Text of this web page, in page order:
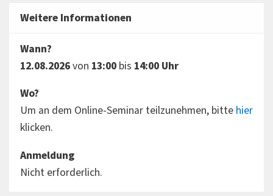
Weitere Informationen
Wann?
12.08.2026von 13:00bis 14:00 Uhr
Wo?
Um an dem Online-Seminar teilzunehmen, bitte hier
klicken.
Anmeldung
Nicht erforderlich.